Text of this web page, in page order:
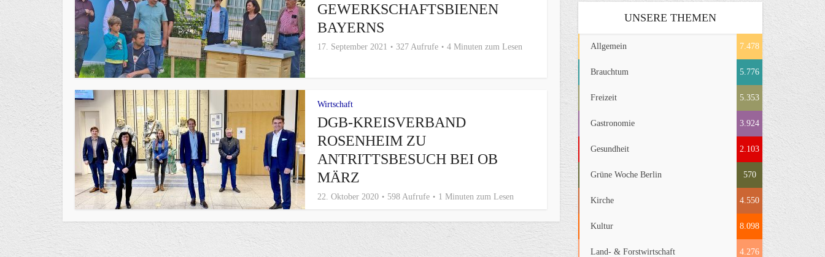
GEWERKSCHAFTSBIENEN
BAYERNS
17. September 2021 327 Aufrufe 4 Minuten zum Lesen
Wirtschaft
DGB-KREISVERBAND
ROSENHEIM ZU
ANTRITTSBESUCH BEI OB
MÄRZ
22. Oktober 2020 598 Aufrufe 1 Minuten zum Lesen
UNSERE THEMEN
Allgemein 7.478
Brauchtum 5.776
Freizeit 5.353
Gastronomie 3.924
Gesundheit 2.103
Grüne Woche Berlin 570
Kirche 4.550
Kultur 8.098
Land- & Forstwirtschaft 4.276